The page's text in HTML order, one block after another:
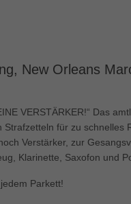
New Orleans
VERSTÄRKER!“ Das
für zu schnelles
Verstärker, zur
Klarinette, Saxofon und
Parkett!
grundlegende
erforderlich.
von Drittanbietern oder
(5)
Medien akzeptiert